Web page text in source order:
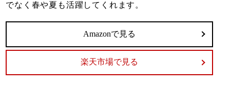
でなく春や夏も活躍してくれます。
Amazonで見る
楽天市場で見る